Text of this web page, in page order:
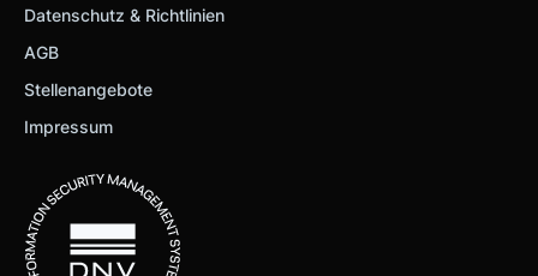
Datenschutz & Richtlinien
AGB
Stellenangebote
Impressum